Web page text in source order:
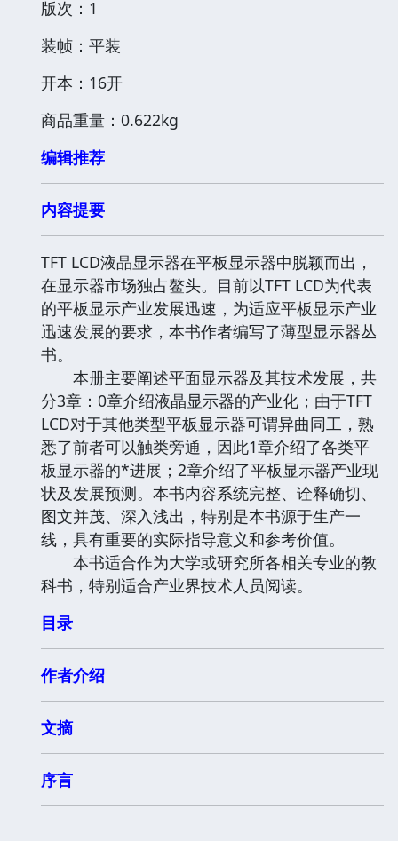
版次：1
装帧：平装
开本：16开
商品重量：0.622kg
编辑推荐
内容提要
TFT LCD液晶显示器在平板显示器中脱颖而出，
在显示器市场独占鳌头。目前以TFT LCD为代表
的平板显示产业发展迅速，为适应平板显示产业
迅速发展的要求，本书作者编写了薄型显示器丛
书。
本册主要阐述平面显示器及其技术发展，共
分3章：0章介绍液晶显示器的产业化；由于TFT
LCD对于其他类型平板显示器可谓异曲同工，熟
悉了前者可以触类旁通，因此1章介绍了各类平
板显示器的*进展；2章介绍了平板显示器产业现
状及发展预测。本书内容系统完整、诠释确切、
图文并茂、深入浅出，特别是本书源于生产一
线，具有重要的实际指导意义和参考价值。
本书适合作为大学或研究所各相关专业的教
科书，特别适合产业界技术人员阅读。
目录
作者介绍
文摘
序言